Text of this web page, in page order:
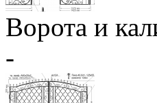
Ворота и
-